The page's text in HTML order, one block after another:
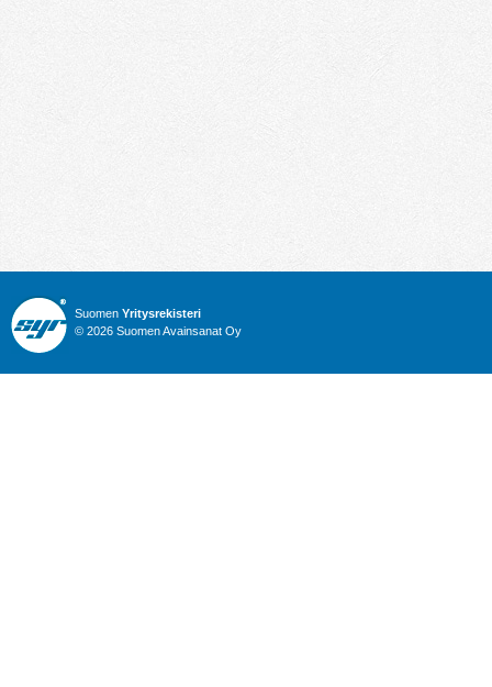
Suomen Yritysrekisteri
© 2026 Suomen Avainsanat Oy